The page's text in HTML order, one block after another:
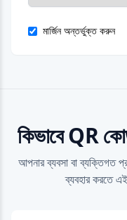
মার্জিন অন্তর্ভুক্ত করুন
কিভাবে QR
আপনার ব্যবসা বা ব্যক্তিগত
ব্যবহার করতে